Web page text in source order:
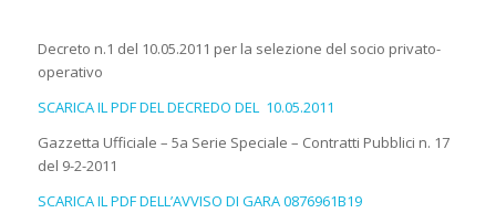
Decreto n.1 del 10.05.2011 per la selezione del socio privato-
operativo
SCARICA IL PDF DEL DECREDO DEL 10.05.2011
Gazzetta Ufficiale – 5a Serie Speciale – Contratti Pubblici n. 17
del 9-2-2011
SCARICA IL PDF DELL’AVVISO DI GARA 0876961B19